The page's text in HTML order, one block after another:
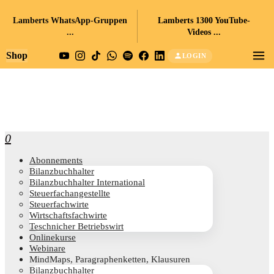
0
Abon­ne­ments
Bilanz­buch­hal­ter
Bilanz­buch­hal­ter International
Steu­er­fach­an­ge­stell­te
Steu­er­fach­wir­te
Wirt­schafts­fach­wir­te
Teschni­cher Betriebswirt
Online­kur­se
Web­i­na­re
Mind­Maps, Para­gra­phen­ket­ten, Klausuren
Bilanz­buch­hal­ter
Shop
Lamberts WhatsApp-Gruppen
...
Lamberts 1300 YouTube-
Videos ...
LOGIN